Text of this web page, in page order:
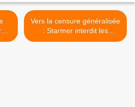
Vers la censure généralisée
: Starmer interdit les
réseaux sociaux aux moins